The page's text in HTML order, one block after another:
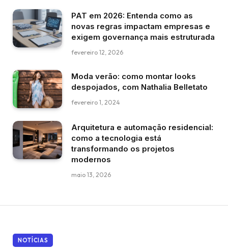
PAT em 2026: Entenda como as
novas regras impactam empresas e
exigem governança mais estruturada
fevereiro 12, 2026
Moda verão: como montar looks
despojados, com Nathalia Belletato
fevereiro 1, 2024
Arquitetura e automação residencial:
como a tecnologia está
transformando os projetos
modernos
maio 13, 2026
NOTÍCIAS